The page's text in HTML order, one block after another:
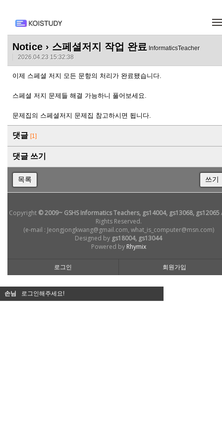
Notice › 스페셜저지 작업 완료 InformaticsTeacher
2026.04.23 15:32:38
이제 스페셜 저지 모든 문항의 처리가 완료됐습니다.
스페셜 저지 문제들 해결 가능하니 풀어보세요.
문제집의 스페셜저지 문제집 참고하시면 됩니다.
댓글 [1]
댓글 쓰기
목록 쓰기
Copyright © 2009~ GSHS Informatics Teachers, gs14004, gs13068, gs12065
Rights Reserved.
(e-mail : Jeongjongkwang@gmail.com, what_is_computer@msn.com)
Designed by gs18004, gs13044
Powered by Rhymix
로그인 회원가입
손님 로그인해주세요!